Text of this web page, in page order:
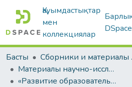
Қауымдастықтар
мен
коллекциялар
DSpace
Басты
Материалы научно-исследовательской работы студентов
«Развитие образовательной среды в школе»